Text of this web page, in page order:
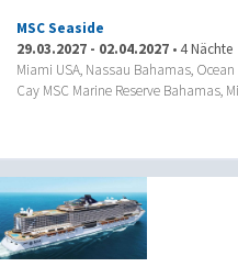
MSC Seaside
29.03.2027 - 02.04.2027 •4 Nächte
Miami USA, Nassau Bahamas,
Cay MSC Marine Reserve Bahamas,